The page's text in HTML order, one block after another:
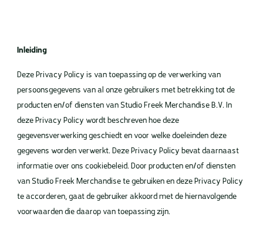
Inleiding
Deze Privacy Policy is van toepassing op de verwerking van
persoonsgegevens van al onze gebruikers met betrekking tot de
producten en/of diensten van Studio Freek Merchandise B.V. In
deze Privacy Policy wordt beschreven hoe deze
gegevensverwerking geschiedt en voor welke doeleinden deze
gegevens worden verwerkt. Deze Privacy Policy bevat daarnaast
informatie over ons cookiebeleid. Door producten en/of diensten
van Studio Freek Merchandise te gebruiken en deze Privacy Policy
te accorderen, gaat de gebruiker akkoord met de hiernavolgende
voorwaarden die daarop van toepassing zijn.